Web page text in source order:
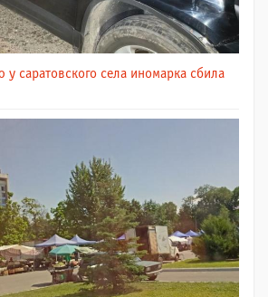
у саратовского села иномарка сбила